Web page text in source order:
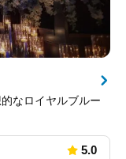
なロイヤルブルー
5.0